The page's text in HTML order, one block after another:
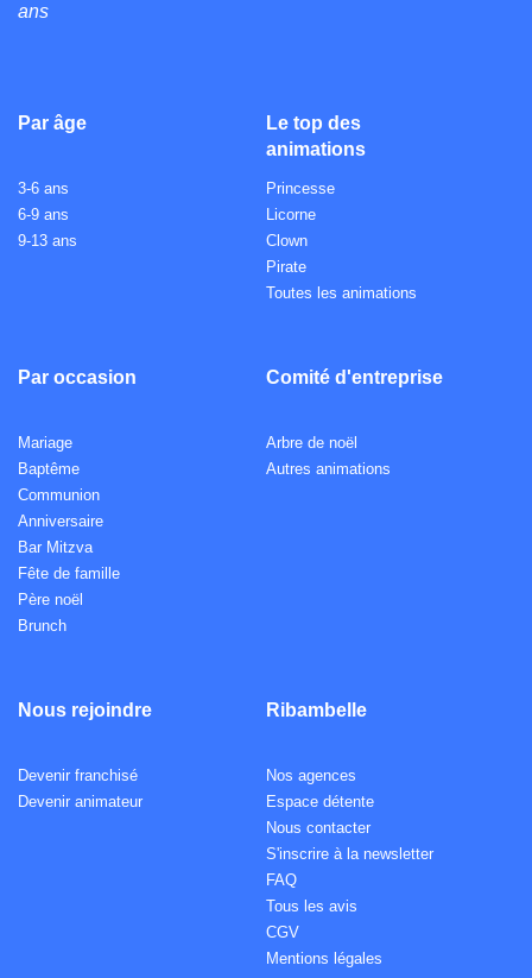
ans
Par âge
3-6 ans
6-9 ans
9-13 ans
Le top des
animations
Princesse
Licorne
Clown
Pirate
Toutes les animations
Par occasion
Mariage
Baptême
Communion
Anniversaire
Bar Mitzva
Fête de famille
Père noël
Brunch
Comité d'entreprise
Arbre de noël
Autres animations
Nous rejoindre
Devenir franchisé
Devenir animateur
Ribambelle
Nos agences
Espace détente
Nous contacter
S'inscrire à la newsletter
FAQ
Tous les avis
CGV
Mentions légales